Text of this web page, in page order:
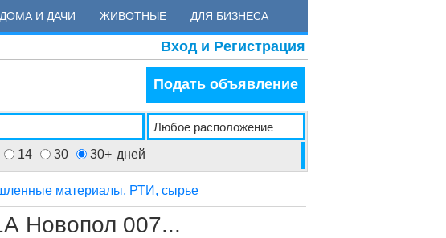
И ДАЧИ ЖИВОТНЫЕ ДЛЯ БИЗНЕСА
Вход и Регистрация
Подать объявление
14 30 30+ дней
материалы, РТИ, сырье
Новопол 007...